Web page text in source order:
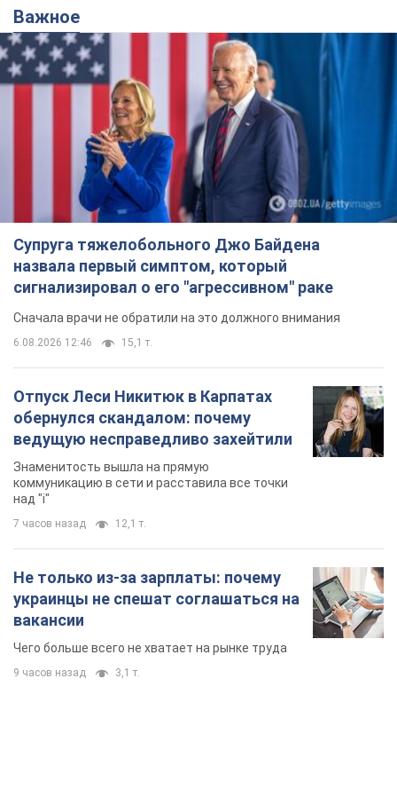
Важное
Супруга тяжелобольного Джо Байдена
назвала первый симптом, который
сигнализировал о его "агрессивном" раке
Сначала врачи не обратили на это должного внимания
6.08.2026 12:46 15,1 т.
Отпуск Леси Никитюк в Карпатах
обернулся скандалом: почему
ведущую несправедливо захейтили
Знаменитость вышла на прямую
коммуникацию в сети и расставила все точки
над "i"
7 часов назад 12,1 т.
Не только из-за зарплаты: почему
украинцы не спешат соглашаться на
вакансии
Чего больше всего не хватает на рынке труда
9 часов назад 3,1 т.